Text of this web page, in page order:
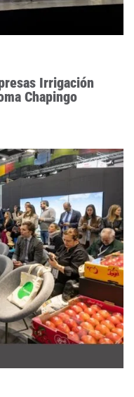
Irrigación
Chapingo